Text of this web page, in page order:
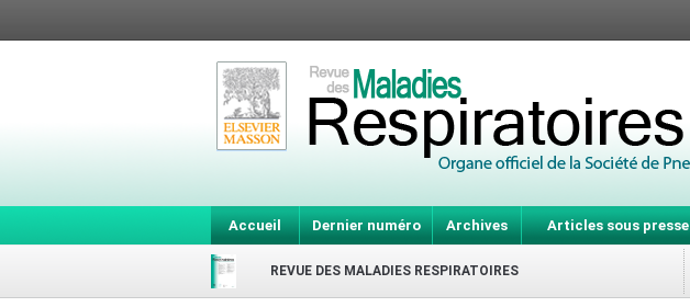
Accueil Dernier numéro Archives Articles sous presse
REVUE DES MALADIES RESPIRATOIRES